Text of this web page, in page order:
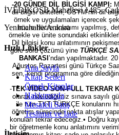
-20 GÜNDE DİL BİLGİSİ KAMPI:
dil bilgisi üniteleri, ÖSYM’nin dil
örnek ve uygulamaları içerecek
hücre hücre anlatımı yapılmış,
örnekle ve ünite sonundaki
Dil bilgisi konu anlatımının
göre soru çözümü yine TÜRKÇE
BANKASI ’ndan yapılmaktadır.
Ağustos Pazartesi günü Türkçe
sen, kendi programına göre
-TEK VİDEO SON-FULL TEKRAR
olarak nitelediğimiz sınava sayılı
ile tüm TYT TÜRKÇE konularını
öğretim sürecinde nokta atışlar
konuları tekrar edeceğiz.• Doğru
bir öğretmenle konu anlatımını
İVEDİKOSB Mahallesi 1485.
Yenimahalle/Ankara
Hızlı Linkler
Ana Sayfa
Kitap Setleri
Örnek Kitaplar
Hakkımızda
Mesafeli Satış
Teslimat ve İade